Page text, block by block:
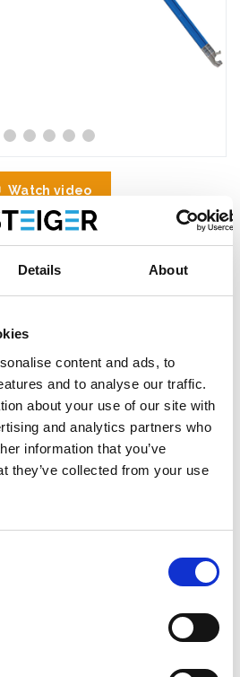
Details About
content and ads, to
and to analyse our traffic.
about your use of our site with
and analytics partners who
information that you’ve
they’ve collected from your use
Watch video
corps de
190
jours ouvrables, ou ramasser à